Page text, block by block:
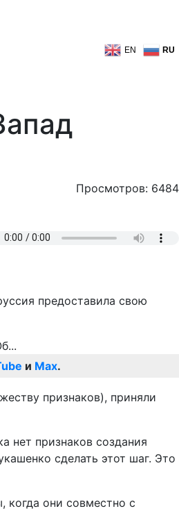
EN RU
Просмотров: 6484
предоставила свою
и Max.
признаков), приняли
нет признаков создания
сделать этот шаг. Это
когда они совместно с